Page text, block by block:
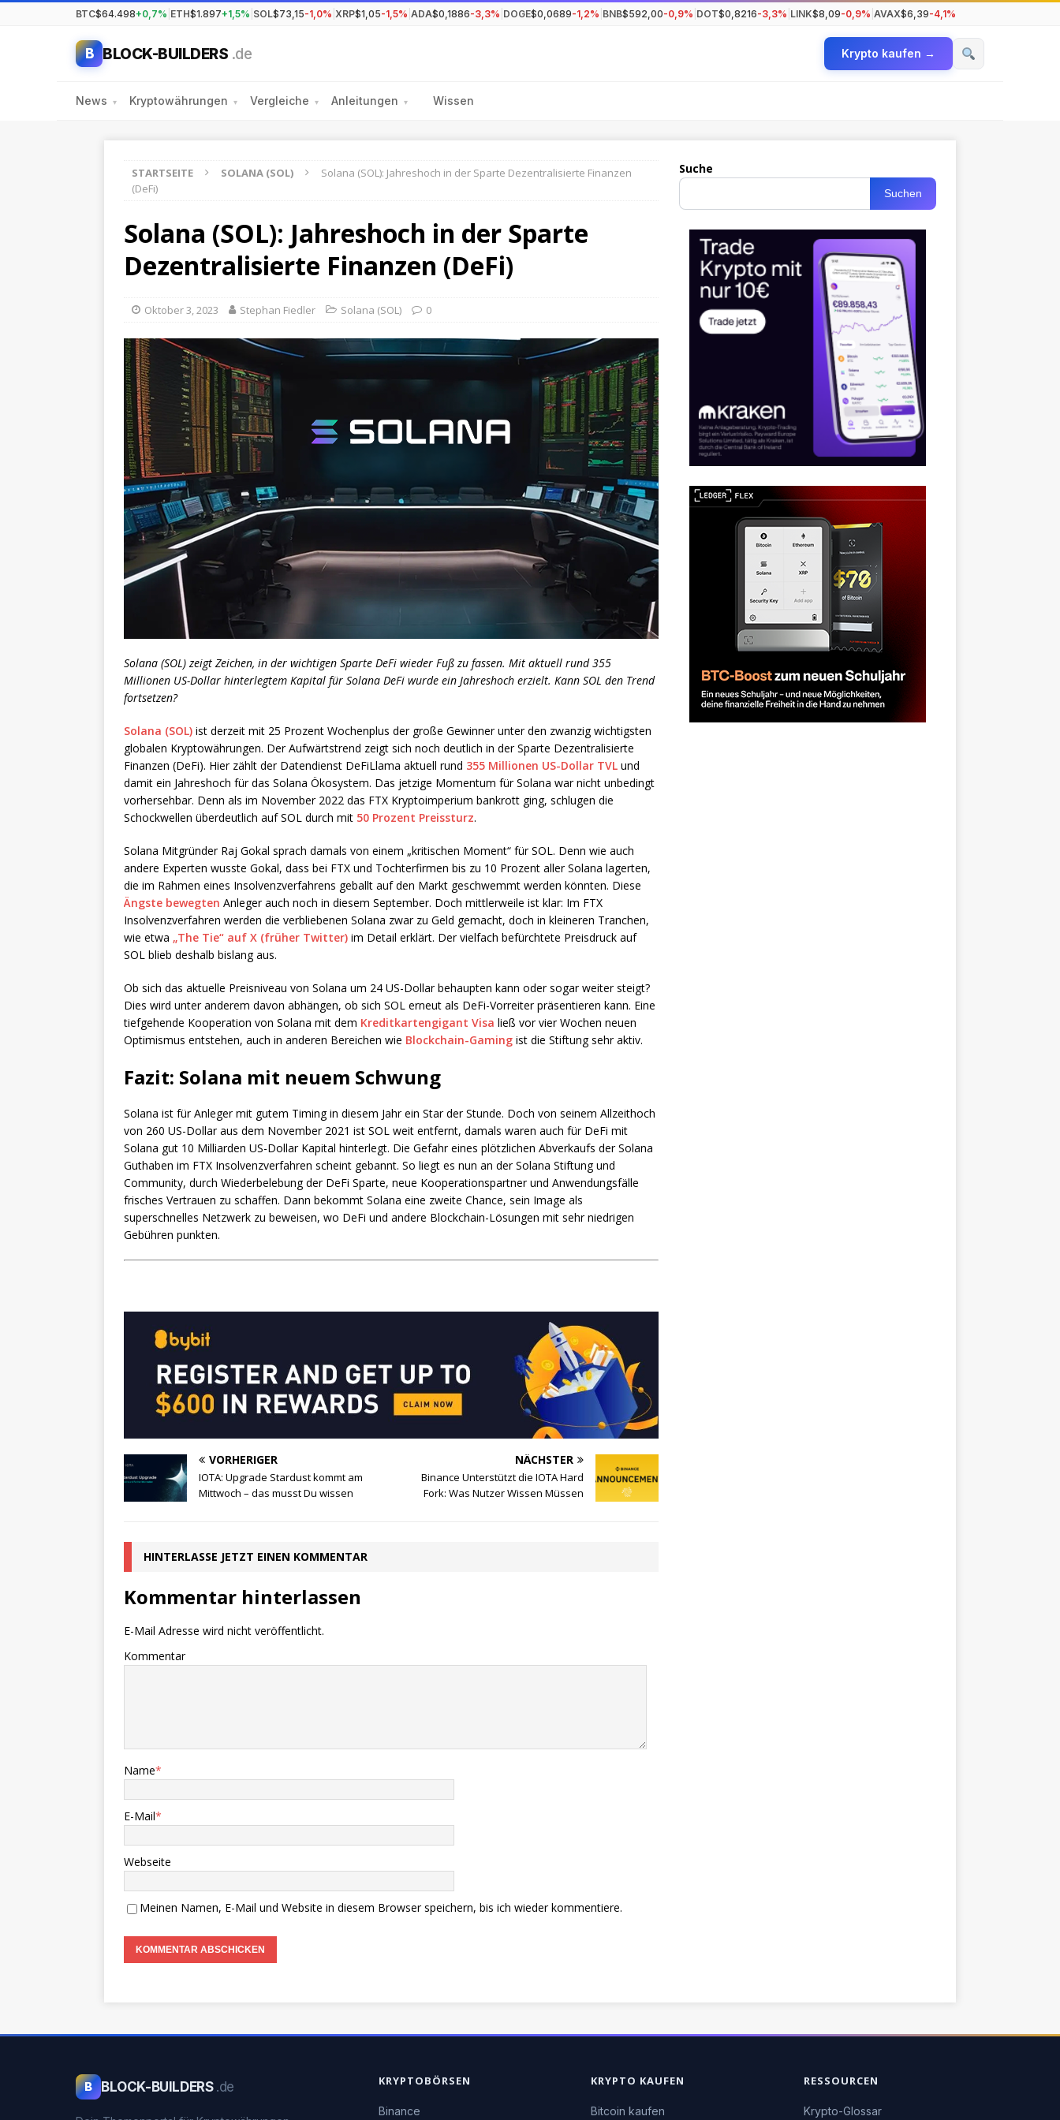
BTC$64.498+0,7% ETH$1.897+1,5% SOL$73,15-1,0% XRP$1,05-1,5% ADA$0,1886-3,3% DOGE$0,0689-1,2% BNB$592,00-0,9% DOT$0,8216-3,3% LINK$8,09-0,9% AVAX$6,39-4,1%
B BLOCK-BUILDERS .de Krypto kaufen →
News ▾ Kryptowährungen ▾ Vergleiche ▾ Anleitungen ▾ Wissen
STARTSEITE SOLANA (SOL)
Solana (SOL): Jahreshoch in der Sparte Dezentralisierte Finanzen
(DeFi)
Solana (SOL): Jahreshoch in der Sparte
Dezentralisierte Finanzen (DeFi)
Oktober 3, 2023 Stephan Fiedler Solana (SOL) 0
Solana (SOL) zeigt Zeichen, in der wichtigen Sparte DeFi wieder Fuß zu fassen. Mit aktuell rund 355
Millionen US-Dollar hinterlegtem Kapital für Solana DeFi wurde ein Jahreshoch erzielt. Kann SOL den Trend
fortsetzen?
Solana (SOL) ist derzeit mit 25 Prozent Wochenplus der große Gewinner unter den zwanzig wichtigsten
globalen Kryptowährungen. Der Aufwärtstrend zeigt sich noch deutlich in der Sparte Dezentralisierte
Finanzen (DeFi). Hier zählt der Datendienst DeFiLlama aktuell rund 355 Millionen US-Dollar TVL und
damit ein Jahreshoch für das Solana Ökosystem. Das jetzige Momentum für Solana war nicht unbedingt
vorhersehbar. Denn als im November 2022 das FTX Kryptoimperium bankrott ging, schlugen die
Schockwellen überdeutlich auf SOL durch mit 50 Prozent Preissturz.
Solana Mitgründer Raj Gokal sprach damals von einem „kritischen Moment“ für SOL. Denn wie auch
andere Experten wusste Gokal, dass bei FTX und Tochterfirmen bis zu 10 Prozent aller Solana lagerten,
die im Rahmen eines Insolvenzverfahrens geballt auf den Markt geschwemmt werden könnten. Diese
Ängste bewegten Anleger auch noch in diesem September. Doch mittlerweile ist klar: Im FTX
Insolvenzverfahren werden die verbliebenen Solana zwar zu Geld gemacht, doch in kleineren Tranchen,
wie etwa „The Tie“ auf X (früher Twitter) im Detail erklärt. Der vielfach befürchtete Preisdruck auf
SOL blieb deshalb bislang aus.
Ob sich das aktuelle Preisniveau von Solana um 24 US-Dollar behaupten kann oder sogar weiter steigt?
Dies wird unter anderem davon abhängen, ob sich SOL erneut als DeFi-Vorreiter präsentieren kann. Eine
tiefgehende Kooperation von Solana mit dem Kreditkartengigant Visa ließ vor vier Wochen neuen
Optimismus entstehen, auch in anderen Bereichen wie Blockchain-Gaming ist die Stiftung sehr aktiv.
Fazit: Solana mit neuem Schwung
Solana ist für Anleger mit gutem Timing in diesem Jahr ein Star der Stunde. Doch von seinem Allzeithoch
von 260 US-Dollar aus dem November 2021 ist SOL weit entfernt, damals waren auch für DeFi mit
Solana gut 10 Milliarden US-Dollar Kapital hinterlegt. Die Gefahr eines plötzlichen Abverkaufs der Solana
Guthaben im FTX Insolvenzverfahren scheint gebannt. So liegt es nun an der Solana Stiftung und
Community, durch Wiederbelebung der DeFi Sparte, neue Kooperationspartner und Anwendungsfälle
frisches Vertrauen zu schaffen. Dann bekommt Solana eine zweite Chance, sein Image als
superschnelles Netzwerk zu beweisen, wo DeFi und andere Blockchain-Lösungen mit sehr niedrigen
Gebühren punkten.
VORHERIGER
IOTA: Upgrade Stardust kommt am
Mittwoch – das musst Du wissen
NÄCHSTER
Binance Unterstützt die IOTA Hard
Fork: Was Nutzer Wissen Müssen
HINTERLASSE JETZT EINEN KOMMENTAR
Kommentar hinterlassen
E-Mail Adresse wird nicht veröffentlicht.
Kommentar
Name*
E-Mail*
Webseite
Meinen Namen, E-Mail und Website in diesem Browser speichern, bis ich wieder kommentiere.
Suche
Suchen
B BLOCK-BUILDERS .de KRYPTOBÖRSEN
Binance
KRYPTO KAUFEN
Bitcoin kaufen
RESSOURCEN
Krypto-Glossar